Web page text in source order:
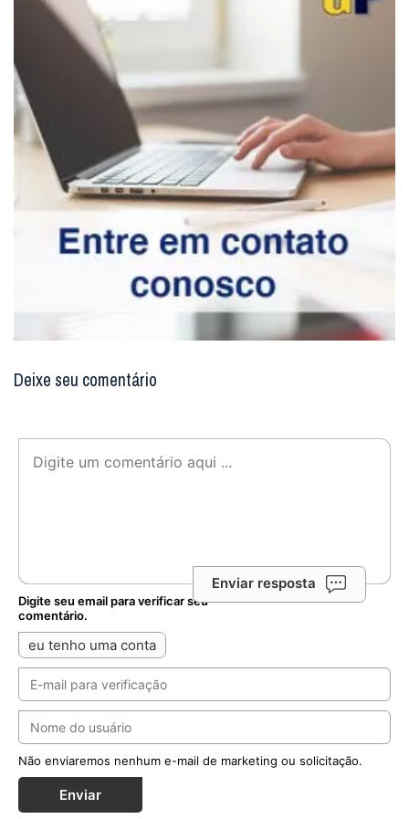
Deixe seu comentário
Enviar resposta
Digite seu email para verificar seu
comentário.
eu tenho uma conta
Não enviaremos nenhum e-mail de marketing ou solicitação.
Enviar